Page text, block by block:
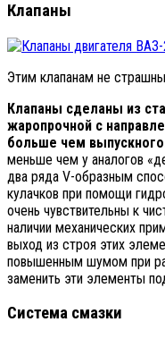
Клапаны
Этим клапанам не
Клапаны сделаны из
жаропрочной с
больше чем
меньше чем у аналогов
два ряда V-образным
кулачков при помощи
очень чувствительны к
наличии механических
выход из строя этих
повышенным шумом при
заменить эти элементы
Система смазки